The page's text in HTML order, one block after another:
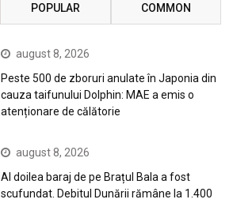
POPULAR COMMON
august 8, 2026
Peste 500 de zboruri anulate în Japonia din
cauza taifunului Dolphin: MAE a emis o
atenționare de călătorie
august 8, 2026
Al doilea baraj de pe Brațul Bala a fost
scufundat. Debitul Dunării rămâne la 1.400